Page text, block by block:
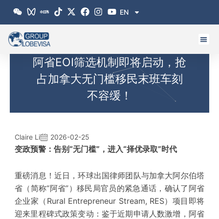
EN
阿省EOI筛选机制即将启动，抢
占加拿大无门槛移民末班车刻
不容缓！
Claire Li 2026-02-25
变政预警：告别“无门槛”，进入“择优录取”时代
重磅消息！近日，环球出国律师团队与加拿大阿尔伯塔
省（简称“阿省”）移民局官员的紧急通话，确认了阿省
企业家（Rural Entrepreneur Stream, RES）项目即将
迎来里程碑式政策变动： 鉴于近期申请人数激增，阿省